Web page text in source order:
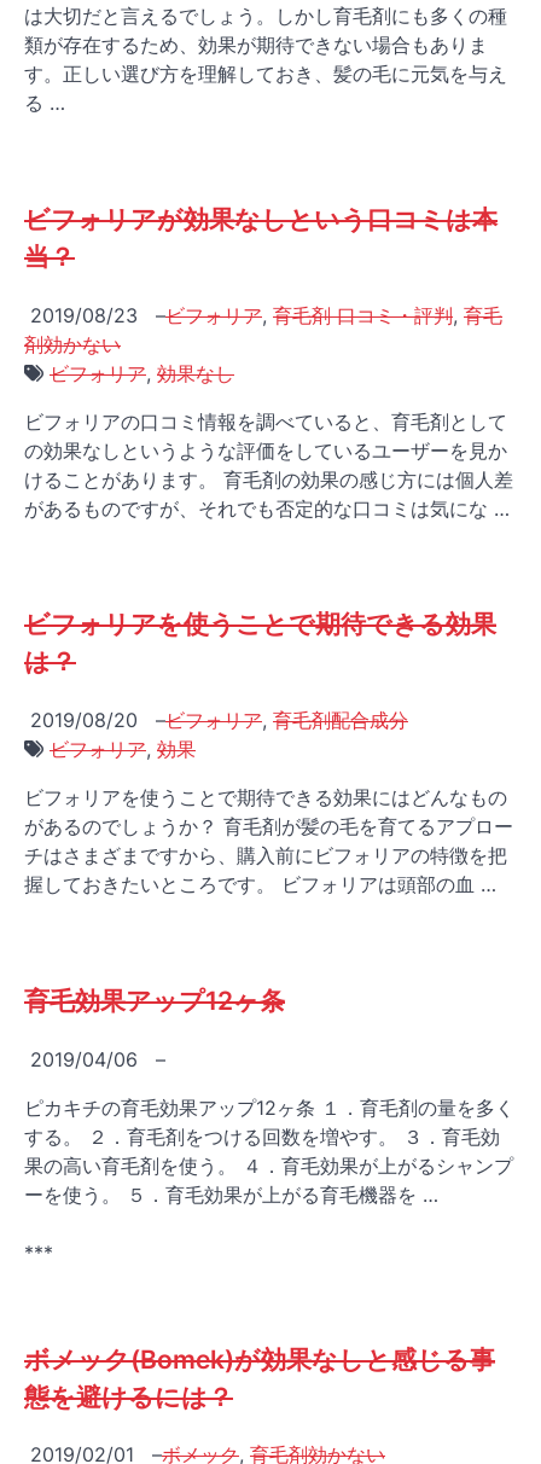
は大切だと言えるでしょう。しかし育毛剤にも多くの種
類が存在するため、効果が期待できない場合もありま
す。正しい選び方を理解しておき、髪の毛に元気を与え
る …
ビフォリアが効果なしという口コミは本
当？
2019/08/23 –ビフォリア, 育毛剤 口コミ・評判, 育毛
剤効かない
ビフォリア, 効果なし
ビフォリアの口コミ情報を調べていると、育毛剤として
の効果なしというような評価をしているユーザーを見か
けることがあります。 育毛剤の効果の感じ方には個人差
があるものですが、それでも否定的な口コミは気にな …
ビフォリアを使うことで期待できる効果
は？
2019/08/20 –ビフォリア, 育毛剤配合成分
ビフォリア, 効果
ビフォリアを使うことで期待できる効果にはどんなもの
があるのでしょうか？ 育毛剤が髪の毛を育てるアプロー
チはさまざまですから、購入前にビフォリアの特徴を把
握しておきたいところです。 ビフォリアは頭部の血 …
育毛効果アップ12ヶ条
2019/04/06
–
ピカキチの育毛効果アップ12ヶ条 １．育毛剤の量を多く
する。 ２．育毛剤をつける回数を増やす。 ３．育毛効
果の高い育毛剤を使う。 ４．育毛効果が上がるシャンプ
ーを使う。 ５．育毛効果が上がる育毛機器を …
***
ボメック(Bomek)が効果なしと感じる事
態を避けるには？
2019/02/01 –ボメック, 育毛剤効かない